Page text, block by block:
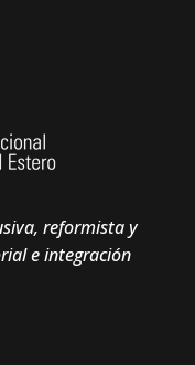
e integración